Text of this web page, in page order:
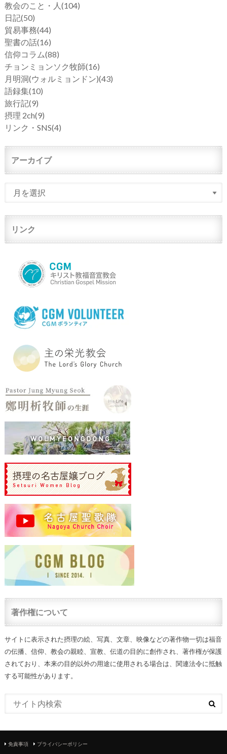
教会のこと・人 (104)
日記(50)
貿易事務(44)
聖書の話(16)
信仰コラム(88)
チョンミョンソク牧師(16)
月明洞(ウォルミョンドン)(43)
語録集(10)
旅行記(9)
摂理 2ch(9)
リンク・SNS(4)
アーカイブ
リンク
著作権について
サイトに表示された摂理の絵、写真、文章、映像などの著作物一切は福音
の伝播、信仰、教会の親睦、宣教、伝道の目的に創作され、著作権が保護
されており、本来の目的以外の用途に使用される場合は、関連法令に抵触
する可能性があります。
免責事項 プライバシーポリシー